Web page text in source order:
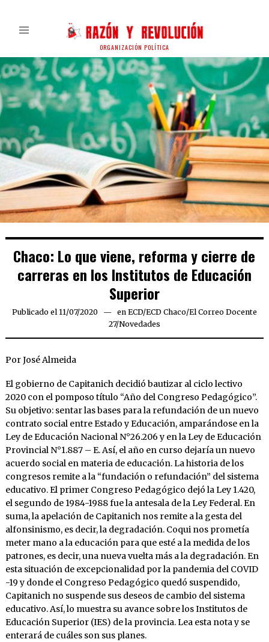
ORGANIZACIÓN POLÍTICA
Chaco: Lo que viene, reforma y cierre de
carreras en los Institutos de Educación
Superior
Publicado el 11/07/202011/07/2020
en ECD/ECD Chaco/El Correo Docente
27/Novedades
Por José Almeida
El gobierno de Capitanich decidió bautizar al ciclo lectivo
2020 con el pomposo título “Año del Congreso Pedagógico”.
Su objetivo: sentar las bases para la refundación de un nuevo
contrato social entre Estado y Educación, amparándose en la
Ley de Educación Nacional N°26.206 y en la Ley de Educación
Provincial N°1.887 – E. Así, el año en curso dejaría un nuevo
acuerdo social en materia de educación. La historia de los
congresos remite a la “fundación o refundación” del sistema
educativo. El primer Congreso Pedagógico dejó la Ley 1.420,
el segundo de 1984-1988 fue la antesala de la Ley Federal. En
suma, la apelación de Capitanich nos remite a la gesta del
alfonsinismo, es decir, la degradación. Coqui nos prometía
meter mano a la educación para que esté a la medida de los
patrones, es decir, una nueva vuelta más a la degradación. En
esta situación de excepcionalidad por la pandemia del COVID
-19 y donde el Congreso Pedagógico quedó suspendido,
Capitanich no suspende sus deseos de cambio del sistema
educativo. Así, lo muestra su avance sobre los Institutos de
Educación Superior (IES) de la provincia. Lea esta nota y se
enterará de cuáles son sus planes.